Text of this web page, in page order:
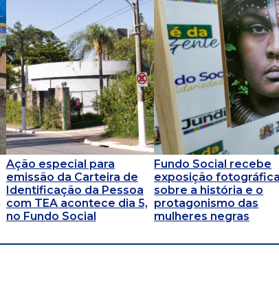
Ação especial para
emissão da Carteira de
Identificação da Pessoa
com TEA acontece dia 5,
no Fundo Social
Fundo Social recebe
exposição
sobre a história e o
protagonismo das
mulheres negras